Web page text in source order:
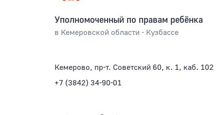
Уполномоченный по правам ребёнка
в Кемеровской области - Кузбассе
Кемерово, пр-т. Советский 60, к. 1, каб. 102
+7 (3842) 34-90-01